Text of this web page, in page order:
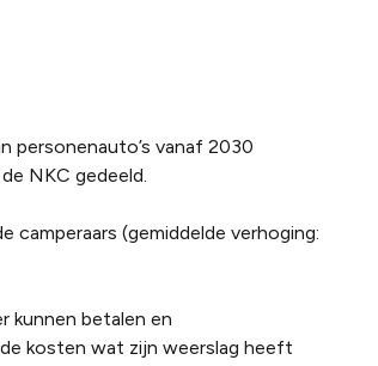
personenauto’s vanaf 2030
NKC gedeeld.
camperaars (gemiddelde verhoging:
kunnen betalen en
kosten wat zijn weerslag heeft